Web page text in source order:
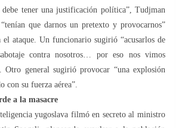
tener una justificación política”, Tudjman
que darnos un pretexto y provocarnos”
el ataque. Un funcionario sugirió “acusarlos de
contra nosotros… por eso nos vimos
Otro general sugirió provocar “una explosión
con su fuerza aérea”.
a la masacre
yugoslava filmó en secreto al ministro